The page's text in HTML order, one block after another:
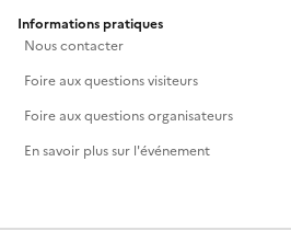
Informations pratiques
Nous contacter
Foire aux questions visiteurs
Foire aux questions organisateurs
En savoir plus sur l'événement